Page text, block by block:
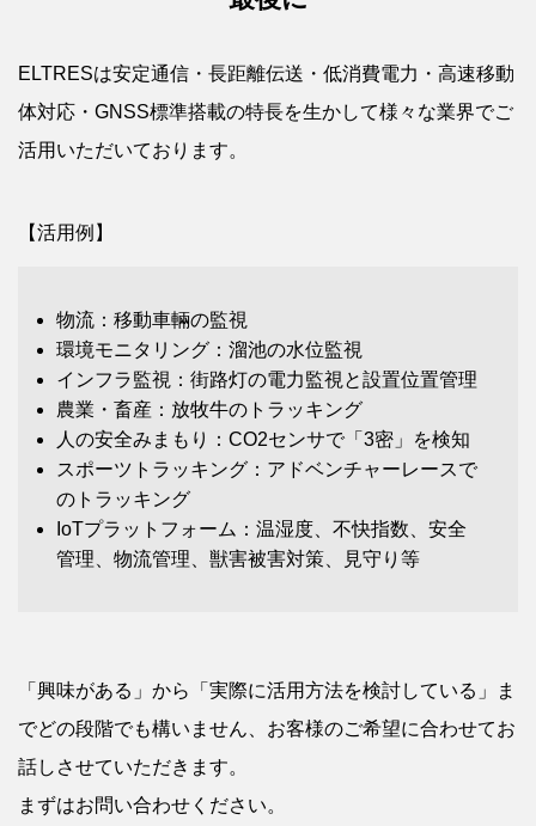
ELTRESは安定通信・長距離伝送・低消費電力・高速移動
体対応・GNSS標準搭載の特長を生かして様々な業界でご
活用いただいております。
【活用例】
物流：移動車輛の監視
環境モニタリング：溜池の水位監視
インフラ監視：街路灯の電力監視と設置位置管理
農業・畜産：放牧牛のトラッキング
人の安全みまもり：CO2センサで「3密」を検知
スポーツトラッキング：アドベンチャーレースで
のトラッキング
IoTプラットフォーム：温湿度、不快指数、安全
管理、物流管理、獣害被害対策、見守り等
「興味がある」から「実際に活用方法を検討している」ま
でどの段階でも構いません、お客様のご希望に合わせてお
話しさせていただきます。
まずはお問い合わせください。